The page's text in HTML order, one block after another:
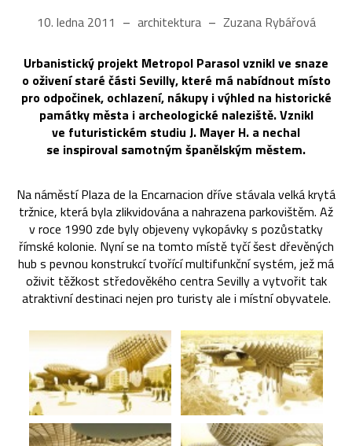
10. ledna 2011 architektura Zuzana Rybářová
Urbanistický projekt Metropol Parasol vznikl ve snaze
o oživení staré části Sevilly, které má nabídnout místo
pro odpočinek, ochlazení, nákupy i výhled na historické
památky města i archeologické naleziště. Vznikl
ve futuristickém studiu J. Mayer H. a nechal
se inspiroval samotným španělským městem.
Na náměstí Plaza de la Encarnacion dříve stávala velká krytá
tržnice, která byla zlikvidována a nahrazena parkovištěm. Až
v roce 1990 zde byly objeveny vykopávky s pozůstatky
římské kolonie. Nyní se na tomto místě tyčí šest dřevěných
hub s pevnou konstrukcí tvořící multifunkční systém, jež má
oživit těžkost středověkého centra Sevilly a vytvořit tak
atraktivní destinaci nejen pro turisty ale i místní obyvatele.